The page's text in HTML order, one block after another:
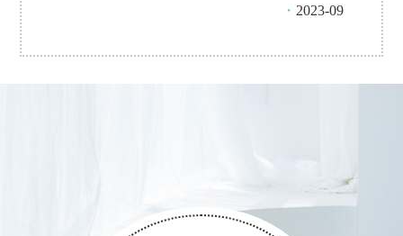
・ 2023-09